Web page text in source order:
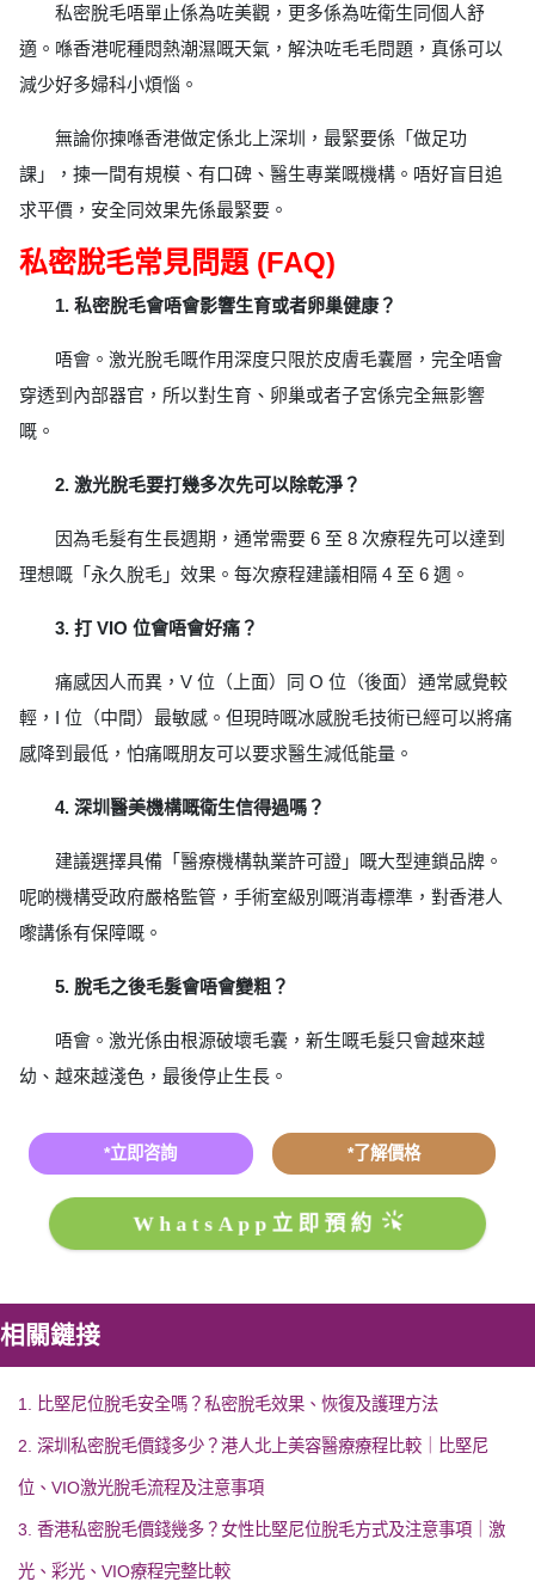
私密脫毛唔單止係為咗美觀，更多係為咗衛生同個人舒
適。喺香港呢種悶熱潮濕嘅天氣，解決咗毛毛問題，真係可以
減少好多婦科小煩惱。
無論你揀喺香港做定係北上深圳，最緊要係「做足功
課」，揀一間有規模、有口碑、醫生專業嘅機構。唔好盲目追
求平價，安全同效果先係最緊要。
私密脫毛常見問題 (FAQ)
1. 私密脫毛會唔會影響生育或者卵巢健康？
唔會。激光脫毛嘅作用深度只限於皮膚毛囊層，完全唔會
穿透到內部器官，所以對生育、卵巢或者子宮係完全無影響
嘅。
2. 激光脫毛要打幾多次先可以除乾淨？
因為毛髮有生長週期，通常需要 6 至 8 次療程先可以達到
理想嘅「永久脫毛」效果。每次療程建議相隔 4 至 6 週。
3. 打 VIO 位會唔會好痛？
痛感因人而異，V 位（上面）同 O 位（後面）通常感覺較
輕，I 位（中間）最敏感。但現時嘅冰感脫毛技術已經可以將痛
感降到最低，怕痛嘅朋友可以要求醫生減低能量。
4. 深圳醫美機構嘅衛生信得過嗎？
建議選擇具備「醫療機構執業許可證」嘅大型連鎖品牌。
呢啲機構受政府嚴格監管，手術室級別嘅消毒標準，對香港人
嚟講係有保障嘅。
5. 脫毛之後毛髮會唔會變粗？
唔會。激光係由根源破壞毛囊，新生嘅毛髮只會越來越
幼、越來越淺色，最後停止生長。
*立即咨詢 *了解價格
WhatsApp立即預約
相關鏈接
1. 比堅尼位脫毛安全嗎？私密脫毛效果、恢復及護理方法
2. 深圳私密脫毛價錢多少？港人北上美容醫療療程比較｜比堅尼
位、VIO激光脫毛流程及注意事項
3. 香港私密脫毛價錢幾多？女性比堅尼位脫毛方式及注意事項｜激
光、彩光、VIO療程完整比較